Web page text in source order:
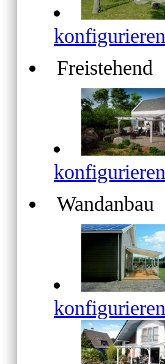
konfigurieren
Freistehend
konfigurieren
Wandanbau
konfigurieren